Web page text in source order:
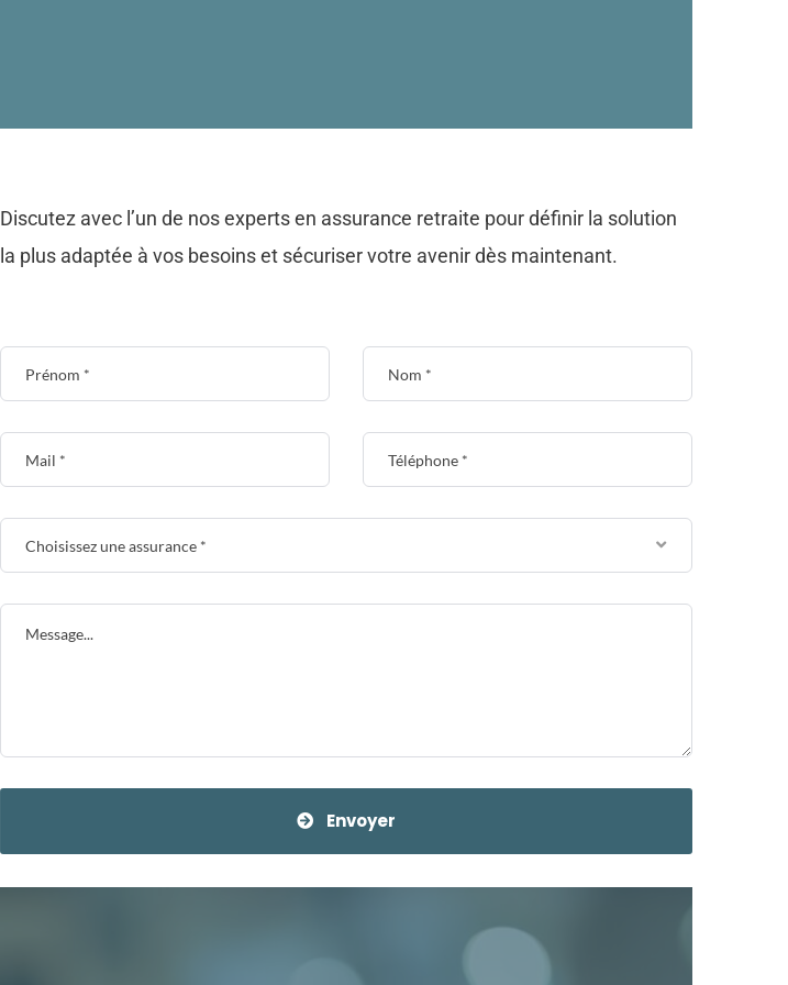
Discutez avec l’un de nos experts en assurance retraite pour définir la solution
la plus adaptée à vos besoins et sécuriser votre avenir dès maintenant.
Choisissez une assurance *
Envoyer